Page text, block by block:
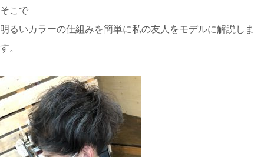
そこで
明るいカラーの仕組みを簡単に私の友人をモデルに解説しま
す。